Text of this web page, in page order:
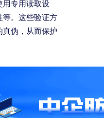
用专用读取设
等。这些验证方
真伪，从而保护